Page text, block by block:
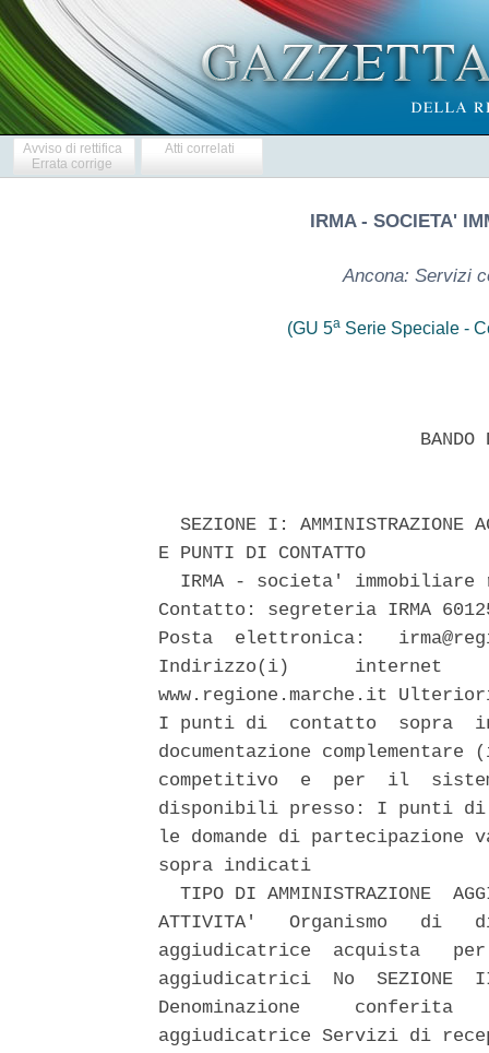
Avviso di rettifica
Errata corrige
Atti correlati
IRMA - SOCIETA'
Ancona: Servizi
(GU 5a Serie Speciale -
SEZIONE I: AMMINISTRAZIONE
E PUNTI DI CONTATTO
IRMA - societa' immobiliare
Contatto: segreteria IRMA
Posta  elettronica:
Indirizzo(i)      internet
www.regione.marche.it
I punti di  contatto  sopra
documentazione
competitivo  e  per  il
disponibili presso: I punti
le domande di
sopra indicati
TIPO DI AMMINISTRAZIONE
ATTIVITA'   Organismo   di
aggiudicatrice  acquista
aggiudicatrici  No  SEZIONE  II:
Denominazione
aggiudicatrice Servizi di